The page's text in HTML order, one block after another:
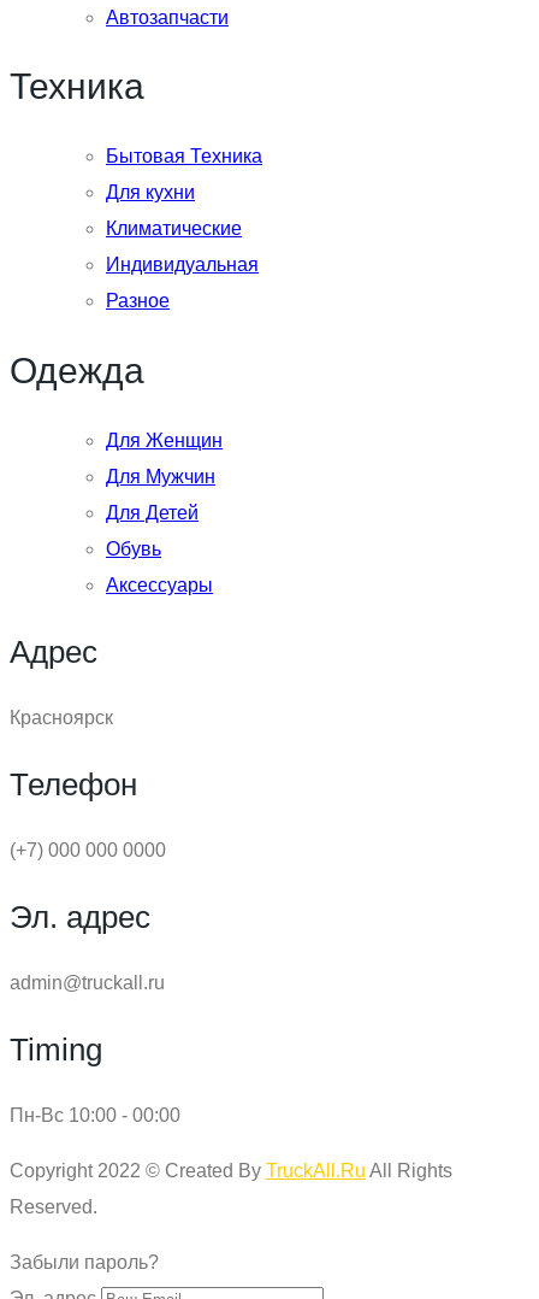
Автозапчасти
Техника
Бытовая Техника
Для кухни
Климатические
Индивидуальная
Разное
Одежда
Для Женщин
Для Мужчин
Для Детей
Обувь
Аксессуары
Адрес
Красноярск
Телефон
(+7) 000 000 0000
Эл. адрес
admin@truckall.ru
Timing
Пн-Вс 10:00 - 00:00
Copyright 2022 © Created By TruckAll.Ru All Rights
Reserved.
Забыли пароль?